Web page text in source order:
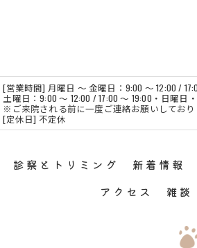
[営業時間] 月曜日 ～ 金曜日：9:00 〜 12:00 /
土曜日：9:00 〜 12:00 / 17:00 〜 19:00・日曜日
※ご来院される前に一度ご連絡お願いしており
[定休日] 不定休
診察とトリミング 新着情報
アクセス
雑談